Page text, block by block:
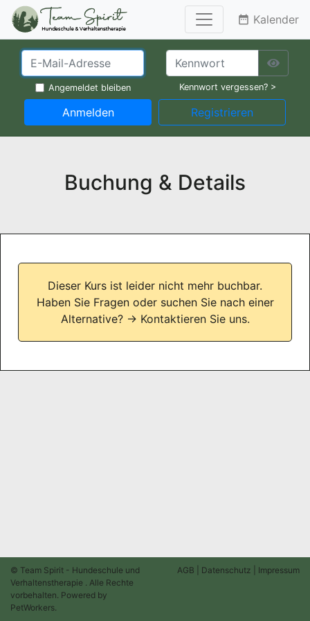
date_range Kalender
Angemeldet bleiben Kennwort vergessen? >
Anmelden Registrieren
Buchung & Details
Dieser Kurs ist leider nicht mehr buchbar.
Haben Sie Fragen oder suchen Sie nach einer
Alternative? → Kontaktieren Sie uns.
© Team Spirit - Hundeschule und
Verhaltenstherapie . Alle Rechte
vorbehalten. Powered by
PetWorkers.
AGB Datenschutz Impressum